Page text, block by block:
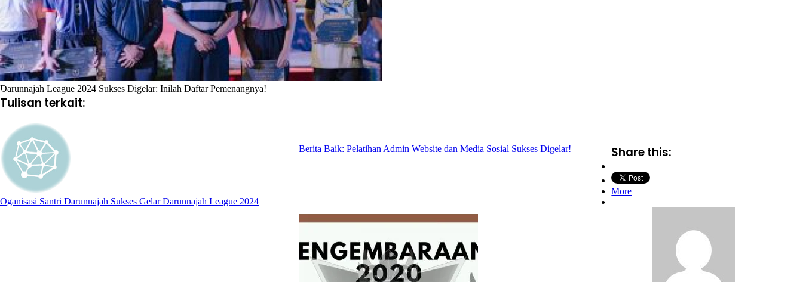
Darunnajah League 2024 Sukses Digelar: Inilah Daftar Pemenangnya!
Tulisan terkait:
Oganisasi Santri Darunnajah Sukses Gelar Darunnajah League 2024
Berita Baik: Pelatihan Admin Website dan Media Sosial Sukses Digelar! Share this:
More